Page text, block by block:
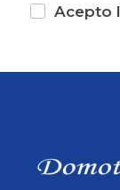
Acepto